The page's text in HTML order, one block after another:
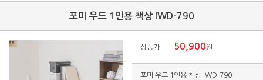
포미 우드 1인용 책상 IWD-790
상품가 50,900원
포미 우드 1인용 책상 IWD-790